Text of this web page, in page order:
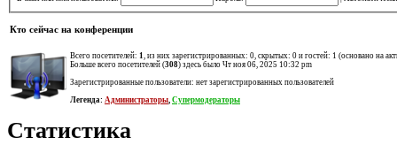
Кто сейчас на конференции
Всего посетителей: 1
, из них зарегистрированных: 0, скрытых: 0 и гостей: 1 (основано на
Больше всего посетителей (308) здесь было Чт ноя 06, 2025 10:32 pm
Зарегистрированные пользователи: нет зарегистрированных пользователей
Легенда: Администраторы Супермодераторы
Статистика